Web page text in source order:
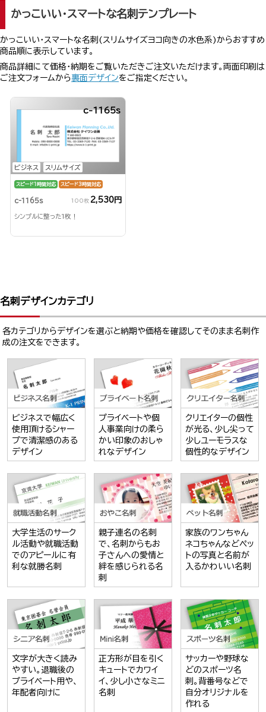
かっこいい・スマートな名刺テンプレート
かっこいい・スマートな名刺(スリムサイズヨコ向きの水色系)からおすすめ
商品順に表示しています。
商品詳細にて価格・納期をご覧いただきご注文いただけます。両面印刷は
ご注文フォームから裏面デザインをご指定ください。
ビジネス スリムサイズ
c-1165s
スピード1時間対応 スピード3時間対応
c-1165s 100枚 2,530円
シンプルに整った1枚！
名刺デザインカテゴリ
各カテゴリからデザインを選ぶと納期や価格を確認してそのまま名刺作
成の注文をできます。
ビジネスで幅広く
使用頂けるシャー
プで清潔感のある
デザイン
プライベートや個
人事業向けの柔ら
かい印象のおしゃ
れなデザイン
クリエイターの個性
が光る、少し尖って
少しユーモラスな
個性的なデザイン
大学生活のサーク
ル活動や就職活動
でのアピールに有
利な就勝名刺
親子連名の名刺
で、名刺からもお
子さんへの愛情と
絆を感じられる名
刺
家族のワンちゃん
ネコちゃんなどペッ
トの写真と名前が
入るかわいい名刺
文字が大きく読み
やすい。退職後の
プライベート用や、
年配者向けに
正方形が目を引く
キュートでカワイ
イ、少し小さなミニ
名刺
サッカーや野球な
どのスポーツ名
刺。背番号などで
自分オリジナルを
作れる